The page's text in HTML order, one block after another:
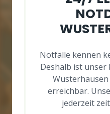
Notfälle kennen
Deshalb ist
erreichbar.
jederzeit